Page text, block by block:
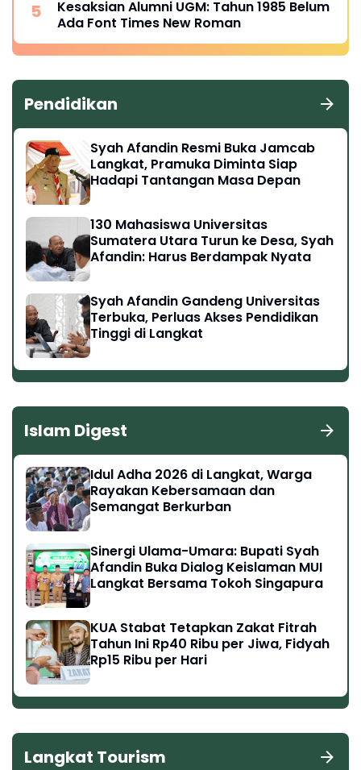
Kesaksian Alumni UGM: Tahun 1985 Belum
Ada Font Times New Roman
Pendidikan
Syah Afandin Resmi Buka Jamcab
Langkat, Pramuka Diminta Siap
Hadapi Tantangan Masa Depan
130 Mahasiswa Universitas
Sumatera Utara Turun ke Desa, Syah
Afandin: Harus Berdampak Nyata
Syah Afandin Gandeng Universitas
Terbuka, Perluas Akses Pendidikan
Tinggi di Langkat
Islam Digest
Idul Adha 2026 di Langkat, Warga
Rayakan Kebersamaan dan
Semangat Berkurban
Sinergi Ulama-Umara: Bupati Syah
Afandin Buka Dialog Keislaman MUI
Langkat Bersama Tokoh Singapura
KUA Stabat Tetapkan Zakat Fitrah
Tahun Ini Rp40 Ribu per Jiwa, Fidyah
Rp15 Ribu per Hari
Langkat Tourism